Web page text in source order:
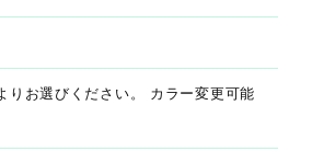
りお選びください。 カラー変更可能